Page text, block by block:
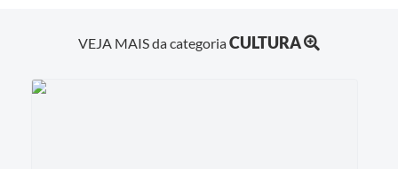
VEJA MAIS da categoriaCULTURA